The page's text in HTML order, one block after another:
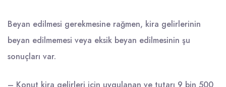
Beyan edilmesi gerekmesine rağmen, kira gelirlerinin
beyan edilmemesi veya eksik beyan edilmesinin şu
sonuçları var.